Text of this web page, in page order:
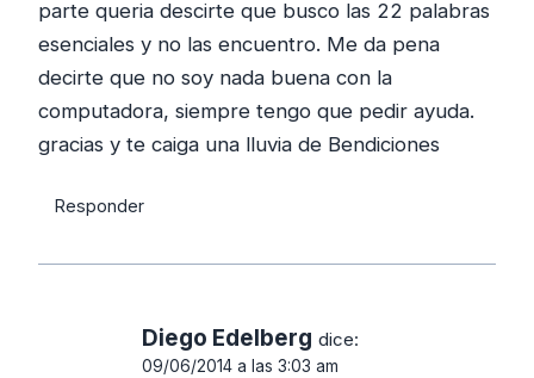
parte queria descirte que busco las 22 palabras
esenciales y no las encuentro. Me da pena
decirte que no soy nada buena con la
computadora, siempre tengo que pedir ayuda.
gracias y te caiga una lluvia de Bendiciones
Responder
Diego Edelberg dice:
09/06/2014 a las 3:03 am